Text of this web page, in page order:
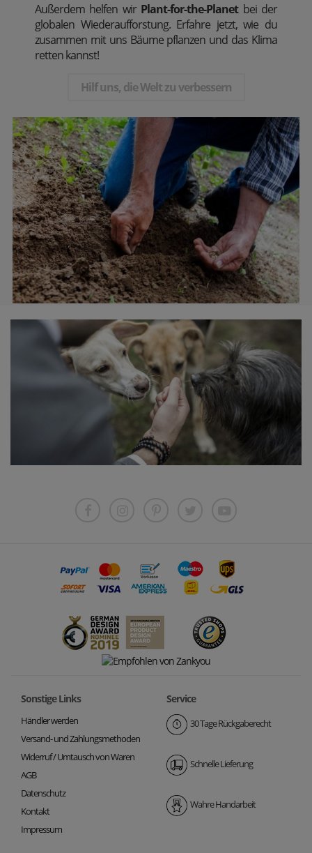
Außerdem helfen wir Plant-for-the-Planetbei der
globalen Wiederaufforstung. Erfahre jetzt, wie du
zusammen mit uns Bäume pflanzen und das Klima
retten kannst!
Hilf uns, die Welt zu verbessern
Sonstige Links
Händler werden
Versand- und Zahlungsmethoden
Widerruf / Umtausch von Waren
AGB
Datenschutz
Kontakt
Impressum
Service
30 Tage Rückgaberecht
Schnelle Lieferung
Wahre Handarbeit